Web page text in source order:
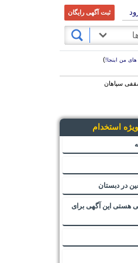
ثبت آگهی رایگان
های من اینجا!)
سپاهان
استخدام
در دبستان
هستی این آگهی برای